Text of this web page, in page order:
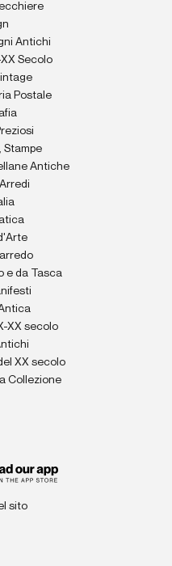
Antichi
Secolo
Postale
Stampe
Antiche
e da Tasca
XX secolo
XX secolo
Collezione
sito